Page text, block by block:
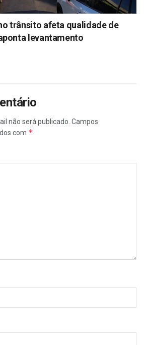
trânsito afeta qualidade de
levantamento
não será publicado. Campos
com *